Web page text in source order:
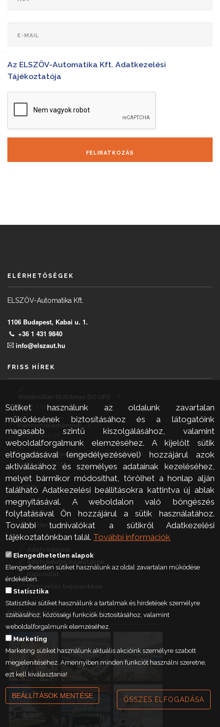
Az ELSZÖV-Automatika Kft. Adatkezelési
Tájékoztatója
FELIRATKOZÁS
ELÉRHETŐSÉGEK
ELSZÖV-Automatika Kft.
1106 Budapest, Kabai u. 1.
+36 1 431 9840
info@elszaut.hu
FRISS HÍREK
2026. július 21.
2026. július 21.
Precíz nyomásmérés tiszta terekben
2026. június 24.
LINKEK
Vállalat
Karrier
Hírlevél
REFERENCIÁK
Sütiket használunk az oldalunk zavartalan
működésének biztosításához és a látogatóink
magasabb szintű kiszolgálásához, valamint
weboldalforgalmunk elemzéséhez. A kijelölt sütik
elfogadásával (engedélyezésével) hozzájárul azok
aktiválásához és személyes adatainak kezeléséhez,
melyet bármikor módosíthat, törölhet a honlap alján
található Adatkezelési beállításokra kattintva új ablak
megnyitásával. A weboldalon való böngészés
folytatásával Ön hozzájárul a sütik használatához.
További tudnivalókat a sütikről Adatkezelési
tájékoztatónkban talál. További információk
Elengedhetetlen alapok
Elengedhetetlen sütiket használunk az oldal zavartalan működése
érdekében.
Statisztika
Statisztikai sütiket használunk a tartalmak és hirdetések személyre
szabásához, közösségi funkciók biztosításához, valamint
weboldalforgalmunk elemzéséhez.
Marketing
Marketing sütiket használunk aktuális akcióink személyre szabott
megjelenítéséhez. Amennyiben minden funkciót használni szeretne,
ezt kell kiválasztania!
BEÁLLÍTÁSOK MENTÉSE ÖSSZES ELFOGADÁSA